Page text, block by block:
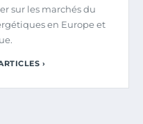
sur les marchés du
en Europe et
›